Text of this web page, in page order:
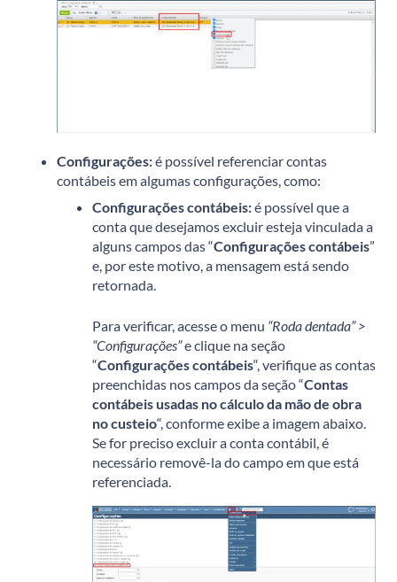
Configurações:é possível referenciar contas
contábeis em algumas configurações, como:
Configurações contábeis:é possível que a
conta que desejamos excluir esteja vinculada a
alguns campos das “Configurações contábeis”
e, por este motivo, a mensagem está sendo
retornada.
Para verificar, acesse o menu “Roda dentada” >
“Configurações”e clique na seção
“Configurações contábeis“, verifique as contas
preenchidas nos campos da seção “Contas
contábeis usadas no cálculo da mão de obra
no custeio“, conforme exibe a imagem abaixo.
Se for preciso excluir a conta contábil, é
necessário removê-la do campo em que está
referenciada.